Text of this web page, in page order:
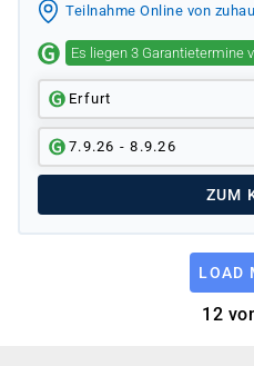
Teilnahme Online von
Es liegen 3 Garantietermine
Erfurt
7.9.26 - 8.9.26
ZUM
LOAD
12